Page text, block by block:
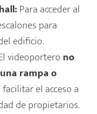
Para acceder al
para
edificio.
videoportero no
rampa o
el acceso a
de propietarios.